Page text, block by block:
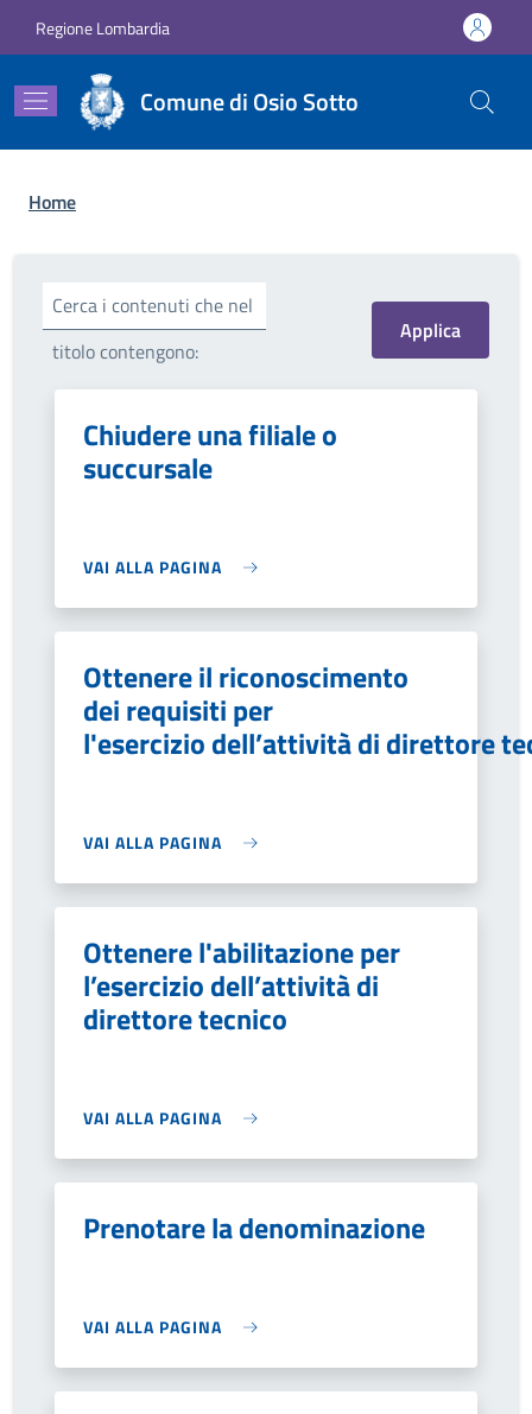
Regione Lombardia
Comune di Osio Sotto
Briciole di pane
Home
Cerca i contenuti che nel
titolo contengono:
Chiudere una filiale o
succursale
VAI ALLA PAGINA
Ottenere il riconoscimento
dei requisiti per
l'esercizio dell’attività di direttore
VAI ALLA PAGINA
Ottenere l'abilitazione per
l’esercizio dell’attività di
direttore tecnico
VAI ALLA PAGINA
Prenotare la denominazione
VAI ALLA PAGINA